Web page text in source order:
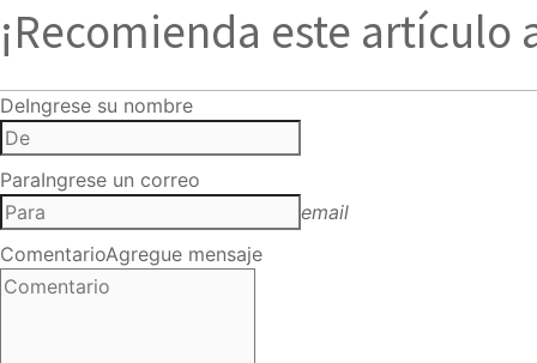
¡Recomienda este artículo
DeIngrese su nombre
ParaIngrese un correo
email
ComentarioAgregue mensaje